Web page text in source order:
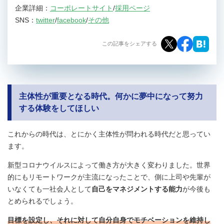
企業詳細： コーポレートサイト/採用ページ
SNS： twitter/facebook/その他
この記事をシェアする
主体性が重要となる時代。何かに夢中になって努力
する体験をしてほしい
これからの時代は、とにかく主体性が問われる時代だと思ってい
ます。
新型コロナウイルスによって働き方が大きく変わりました。世界
的にもリモートワークが主流になったことで、側に上司や先輩が
いなくても一社会人として自己をマネジメントする能力が今後も
とめられるでしょう。
目標を設定し、それに対して自分自身でモチベーションを維持し